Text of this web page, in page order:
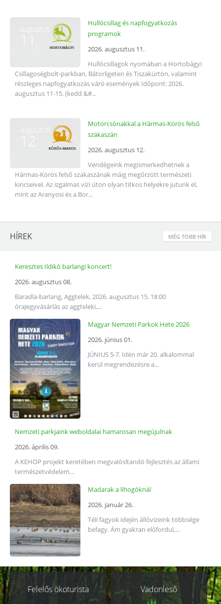
augusztus
11
Hullócsillag és napfogyatkozás
programok
2026. augusztus 11.
Hullócsillagok nyomában a Hortobágyi
Csillagoségbolt-parkban, Bátorligeten és Tiszakürtön, valamint
részleges napfogyatkozás váró események Időpont: 2026.
augusztus 11-15. (kedd &#...
augusztus
12
Motorcsónakkal a Hármas-Körös felső
szakaszán
2026. augusztus 12.
Vendégeink megismerkedhetnek a
Hármas-Körös felső szakaszának máig megőrzött természeti
kincseivel. Az izgalmas vízi úton olyan titkos helyekre jutunk el,
mint az Aranyosi és a Bor...
HÍREK MÉG TÖBB HÍR
Keresztes Ildikó barlangi koncert!
2026. augusztus 08.
Baradla-barlang, Aggtelek, 2026. augusztus 15. 18:00
óraJegyvásárlás az aggteleki,...
Magyar Nemzeti Parkok Hete 2026
2026. június 01.
JÚNIUS 5-7. Idén már 20. alkalommal
kerül megrendezésre a...
Nemzeti parkjaink weboldalai hamarosan megújulnak
2026. április 09.
A KEHOP projekt keretében megvalósítandó fejlesztés az állami
természetvédelem...
Madarak a lihogóknál
2026. január 26.
Téli fagyok idején állóvizeink többsége
befagy. Ám gyakran előfordul,...
Kapcsolódó
oldalakFelelős ökoturista Vadonleső